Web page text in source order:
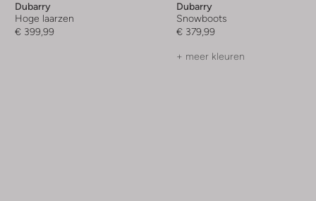
Dubarry
Hoge laarzen
€ 399,99
Dubarry
Snowboots
€ 379,99
+ meer kleuren